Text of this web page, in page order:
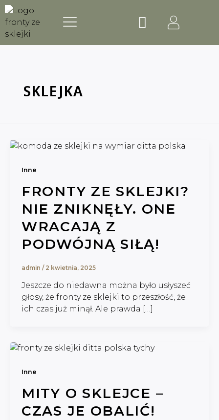
Skip
to
content
Menu Wózek
SKLEJKA
Inne
FRONTY ZE SKLEJKI?
NIE ZNIKNĘŁY. ONE
WRACAJĄ Z
PODWÓJNĄ SIŁĄ!
admin / 2 kwietnia, 2025
Jeszcze do niedawna można było usłyszeć
głosy, że fronty ze sklejki to przeszłość, że
ich czas już minął. Ale prawda […]
Inne
MITY O SKLEJCE –
CZAS JE OBALIĆ!
pagination